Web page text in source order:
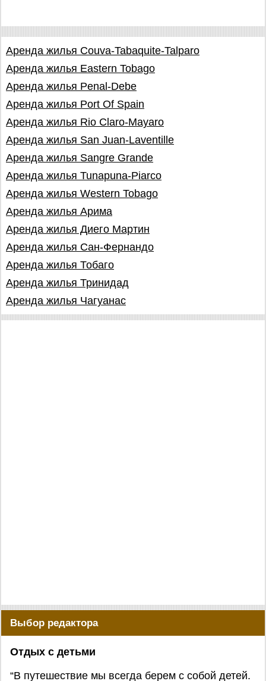
Аренда жилья Couva-Tabaquite-Talparo
Аренда жилья Eastern Tobago
Аренда жилья Penal-Debe
Аренда жилья Port Of Spain
Аренда жилья Rio Claro-Mayaro
Аренда жилья San Juan-Laventille
Аренда жилья Sangre Grande
Аренда жилья Tunapuna-Piarco
Аренда жилья Western Tobago
Аренда жилья Арима
Аренда жилья Диего Мартин
Аренда жилья Сан-Фернандо
Аренда жилья Тобаго
Аренда жилья Тринидад
Аренда жилья Чагуанас
Выбор редактора
Отдых с детьми
“В путешествие мы всегда берем с собой детей.